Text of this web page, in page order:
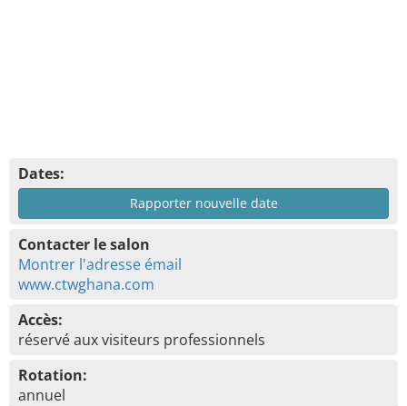
Dates:
Rapporter nouvelle date
Contacter le salon
Montrer l'adresse émail
www.ctwghana.com
Accès:
réservé aux visiteurs professionnels
Rotation:
annuel